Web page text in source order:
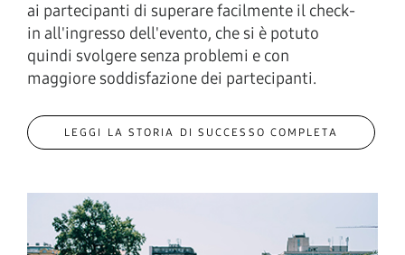
ai partecipanti di superare facilmente il check-
in all'ingresso dell'evento, che si è potuto
quindi svolgere senza problemi e con
maggiore soddisfazione dei partecipanti.
LEGGI LA STORIA DI SUCCESSO COMPLETA